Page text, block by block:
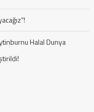
Halal Dunya